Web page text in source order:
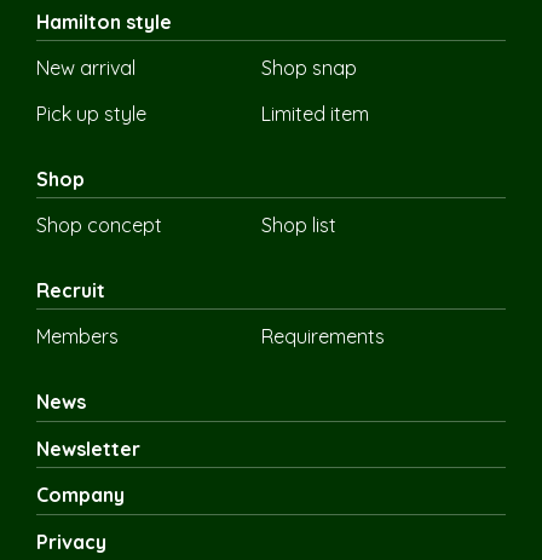
Hamilton style
New arrival
Shop snap
Pick up style
Limited item
Shop
Shop concept
Shop list
Recruit
Members
Requirements
News
Newsletter
Company
Privacy